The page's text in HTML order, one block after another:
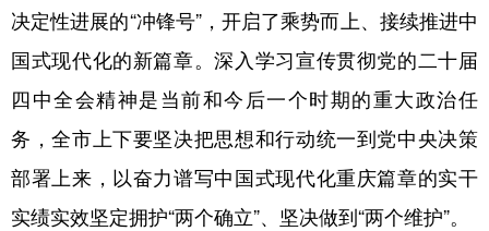
决定性进展的“冲锋号”，开启了乘势而上、接续推进中
国式现代化的新篇章。深入学习宣传贯彻党的二十届
四中全会精神是当前和今后一个时期的重大政治任
务，全市上下要坚决把思想和行动统一到党中央决策
部署上来，以奋力谱写中国式现代化重庆篇章的实干
实绩实效坚定拥护“两个确立”、坚决做到“两个维护”。